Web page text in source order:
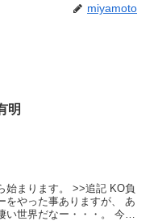
miyamoto
明
始まります。 >>追記 KO負
をやった事ありますが、 あ
世界だなー・・・。 今日